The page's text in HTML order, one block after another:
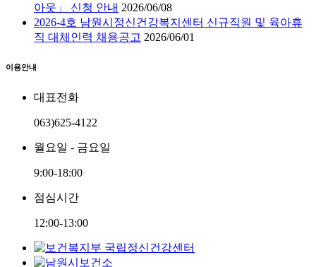
아웃」 신청 안내 2026/06/08
2026-4호 남원시정신건강복지센터 신규직원 및 육아휴
직 대체인력 채용공고 2026/06/01
이용안내
대표전화
063)625-4122
월요일 - 금요일
9:00-18:00
점심시간
12:00-13:00